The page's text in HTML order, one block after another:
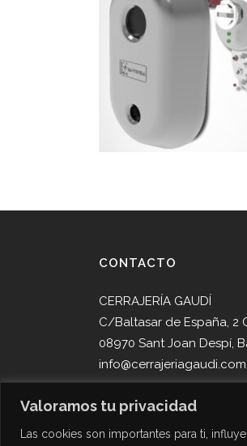
Valoramos tu privacidad
Las cookies son importantes para ti,
CONTACTO
CERRAJERÍA GAUDÍ
C/Baltasar de España, 2
08970 Sant Joan Despí,
info@cerrajeriagaudi.com
Tel. 93 013 05 58